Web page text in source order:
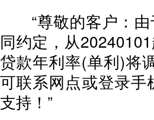
“尊敬的客户：由
同约定，从
贷款年利率(单利)将
可联系网点或登录
支持！”